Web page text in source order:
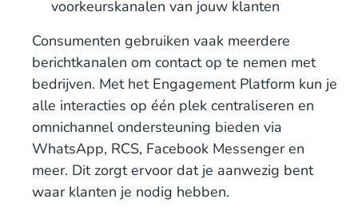
voorkeurskanalen van jouw klanten
Consumenten gebruiken vaak meerdere
berichtkanalen om contact op te nemen met
bedrijven. Met het Engagement Platform kun je
alle interacties op één plek centraliseren en
omnichannel ondersteuning bieden via
WhatsApp, RCS, Facebook Messenger en
meer. Dit zorgt ervoor dat je aanwezig bent
waar klanten je nodig hebben.